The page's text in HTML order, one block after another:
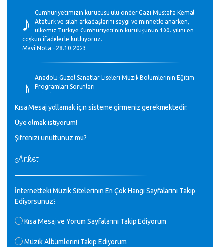
♪
Cumhuriyetimizin kurucusu ulu önder Gazi Mustafa Kemal
Atatürk ve silah arkadaşlarını saygı ve minnetle anarken,
ülkemiz Türkiye Cumhuriyeti’nin kuruluşunun 100. yılını en
coşkun ifadelerle kutluyoruz.
Mavi Nota - 28.10.2023
♪
Anadolu Güzel Sanatlar Liseleri Müzik Bölümlerinin Eğitim
Programları Sorunları
♪
GEÇMİŞ OLSUN TÜRKİYE!
Mavi Nota - 07.02.2023
♪
30 yıl sonra karşılaşmak çok güzel Kurtuluş, teveccüh
M.Semih Baylan - 08.01.2023
♪
Değerli Müfit hocama en içten sevgi saygılarımı iletin
yaptım.1994 yılında derginin bu daldaki ödülüne layık
Kısa Mesaj yollamak için sisteme girmeniz gerekmektedir.
Üye olmak istiyorum!
Şifrenizi unuttunuz mu?
Anket
İnternetteki Müzik Sitelerinin En Çok Hangi Sayfalarını Takip
Ediyorsunuz?
Kısa Mesaj ve Yorum Sayfalarını Takip Ediyorum
Müzik Albümlerini Takip Ediyorum